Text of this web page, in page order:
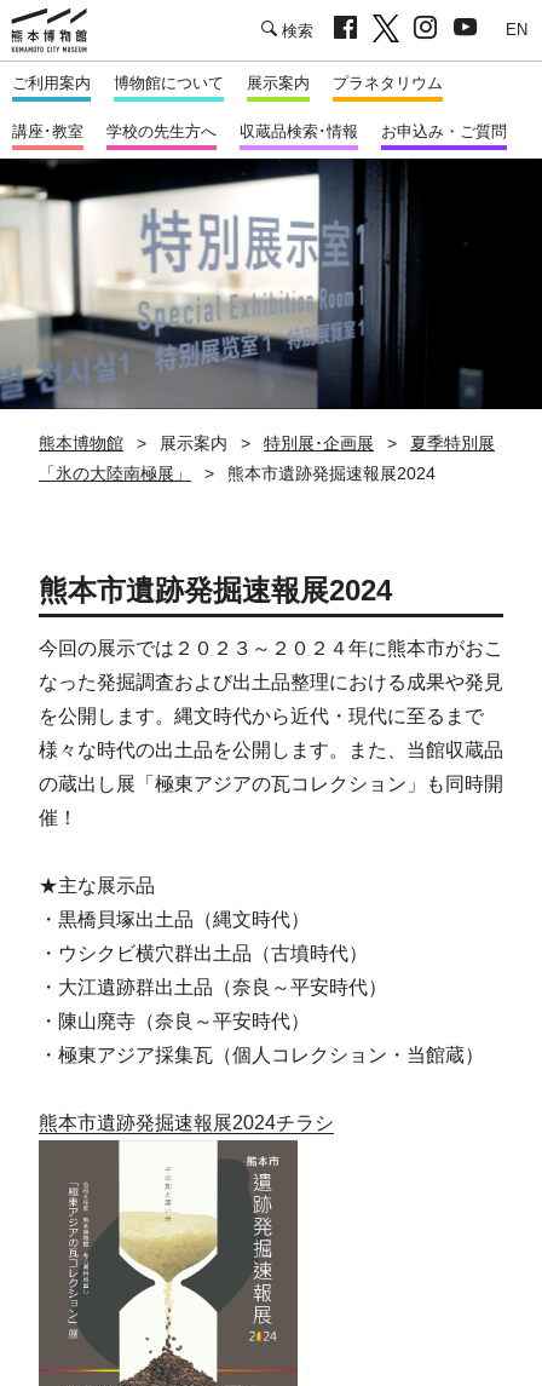
ご利用案内 博物館について 展示案内 プラネタリウム
講座･教室 学校の先生方へ 収蔵品検索･情報 お申込み・ご質問
facebook
twitter
English
熊本博物館 展示案内 特別展･企画展
夏季特別展
「氷の大陸南極展」
熊本市遺跡発掘速報展2024
熊本市遺跡発掘速報展2024
今回の展示では２０２３～２０２４年に熊本市がおこ
なった発掘調査および出土品整理における成果や発見
を公開します。縄文時代から近代・現代に至るまで
様々な時代の出土品を公開します。また、当館収蔵品
の蔵出し展「極東アジアの瓦コレクション」も同時開
催！
★主な展示品
・黒橋貝塚出土品（縄文時代）
・ウシクビ横穴群出土品（古墳時代）
・大江遺跡群出土品（奈良～平安時代）
・陳山廃寺（奈良～平安時代）
・極東アジア採集瓦（個人コレクション・当館蔵）
熊本市遺跡発掘速報展2024チラシ